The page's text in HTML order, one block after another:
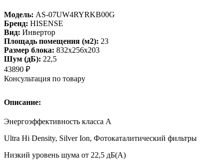
Модель: AS-07UW4RYRKB00G
Бренд: HISENSE
Вид: Инвертор
Площадь помещения (м2): 23
Размер блока: 832х256х203
Шум (дБ): 22,5
43890 ₽
Консультация по товару
Описание:
Энергоэффективность класса А
Ultra Hi Density, Silver Ion, Фотокаталитический фильтры
Низкий уровень шума от 22,5 дБ(А)